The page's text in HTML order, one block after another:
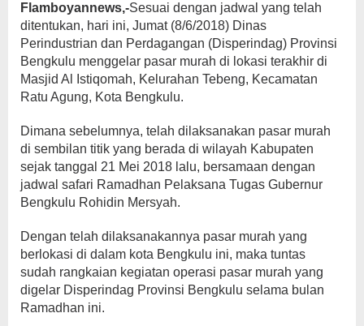
Flamboyannews,-Sesuai dengan jadwal yang telah
ditentukan, hari ini, Jumat (8/6/2018) Dinas
Perindustrian dan Perdagangan (Disperindag) Provinsi
Bengkulu menggelar pasar murah di lokasi terakhir di
Masjid Al Istiqomah, Kelurahan Tebeng, Kecamatan
Ratu Agung, Kota Bengkulu.
Dimana sebelumnya, telah dilaksanakan pasar murah
di sembilan titik yang berada di wilayah Kabupaten
sejak tanggal 21 Mei 2018 lalu, bersamaan dengan
jadwal safari Ramadhan Pelaksana Tugas Gubernur
Bengkulu Rohidin Mersyah.
Dengan telah dilaksanakannya pasar murah yang
berlokasi di dalam kota Bengkulu ini, maka tuntas
sudah rangkaian kegiatan operasi pasar murah yang
digelar Disperindag Provinsi Bengkulu selama bulan
Ramadhan ini.